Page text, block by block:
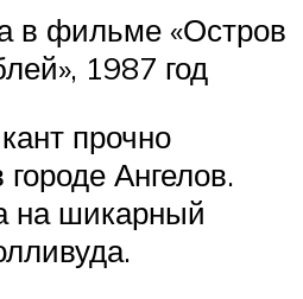
в фильме «Остров
1987 год
прочно
Ангелов.
на шикарный